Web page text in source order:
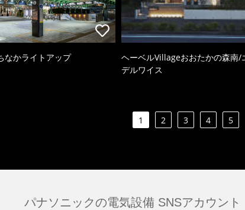
なかライトアップ
ヘーベルVillageおおたかの森南/
デルワイス
1 2 3 4 5
パナソニックの電気設備 SNSアカウント